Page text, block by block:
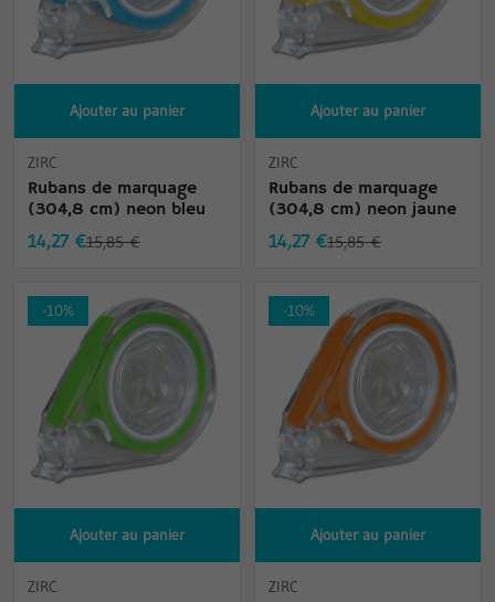
Ajouter au panier
ZIRC
Rubans de marquage
(304,8 cm) neon bleu
14,27 €15,85 €
Ajouter au panier
ZIRC
Rubans de marquage
(304,8 cm) neon jaune
14,27 €15,85 €
-10%
Ajouter au panier
ZIRC
-10%
Ajouter au panier
ZIRC